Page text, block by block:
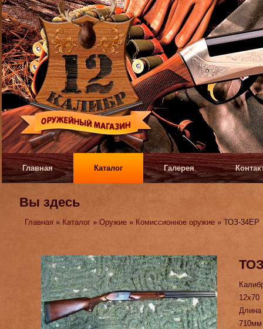
Главная Каталог Галерея
Вы здесь
Главная » Каталог »Оружие » Комиссионное оружие » ТОЗ-34ЕР
12х70
710мм